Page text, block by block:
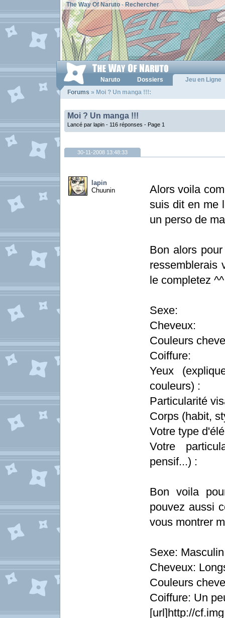
The Way Of Naruto- Rechercher
Naruto Dossiers
Jeu en Ligne
Forums » Moi ? Un manga !!!:
Moi ? Un manga !!!
Lancé par lapin - 116 réponses - Page 1
30-11-2008 13:48:33
lapin
Chuunin
Alors voila
suis dit en me
un perso de
Bon alors
ressemblerais
le completez ^^
Sexe:
Cheveux:
Couleurs
Coiffure:
Yeux
couleurs) :
Particularité
Corps (habit,
Votre type
Votre
pensif...) :
Bon voila
pouvez aussi
vous montrer
Sexe: Masculin
Cheveux:
Couleurs
Coiffure: Un
[url]http://